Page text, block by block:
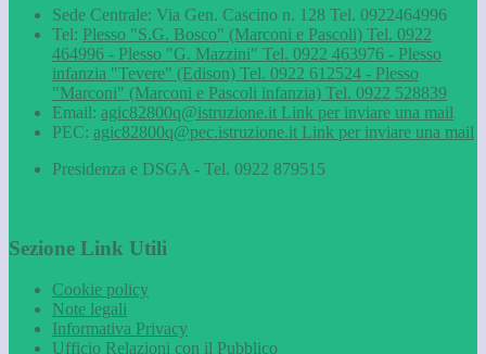
Sede Centrale: Via Gen. Cascino n. 128 Tel. 0922464996
Tel: Plesso "S.G. Bosco" (Marconi e Pascoli) Tel. 0922
464996 - Plesso "G. Mazzini" Tel. 0922 463976 - Plesso
infanzia "Tevere" (Edison) Tel. 0922 612524 - Plesso
"Marconi" (Marconi e Pascoli infanzia) Tel. 0922 528839
Email: agic82800q@istruzione.it Link per inviare una mail
PEC: agic82800q@pec.istruzione.it Link per inviare una mail
Presidenza e DSGA - Tel. 0922 879515
Sezione Link Utili
Cookie policy
Note legali
Informativa Privacy
Ufficio Relazioni con il Pubblico